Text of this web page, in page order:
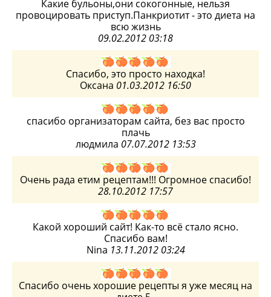
Какие бульоны,они сокогонные, нельзя
провоцировать приступ.Панкриотит - это диета на
всю жизнь
09.02.2012 03:18
Спасибо, это просто находка!
Оксана 01.03.2012 16:50
спасибо организаторам сайта, без вас просто
плачь
людмила 07.07.2012 13:53
Очень рада етим рецептам!!! Огромное спасибо!
28.10.2012 17:57
Какой хороший сайт! Как-то всё стало ясно.
Спасибо вам!
Nina 13.11.2012 03:24
Спасибо очень хорошие рецепты я уже месяц на